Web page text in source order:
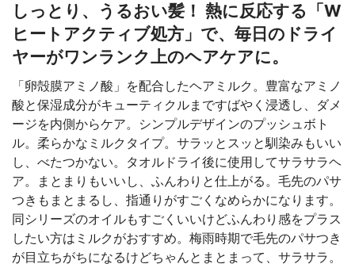
しっとり、うるおい髪！ 熱に反応する「W
ヒートアクティブ処方」で、毎日のドライ
ヤーがワンランク上のヘアケアに。
「卵殻膜アミノ酸」を配合したヘアミルク。豊富なアミノ
酸と保湿成分がキューティクルまですばやく浸透し、ダメ
ージを内側からケア。シンプルデザインのプッシュボト
ル。柔らかなミルクタイプ。サラッとスッと馴染みもいい
し、べたつかない。タオルドライ後に使用してサラサラヘ
ア。まとまりもいいし、ふんわりと仕上がる。毛先のパサ
つきもまとまるし、指通りがすごくなめらかになります。
同シリーズのオイルもすごくいいけどふんわり感をプラス
したい方はミルクがおすすめ。梅雨時期で毛先のパサつき
が目立ちがちになるけどちゃんとまとまって、サラサラ。